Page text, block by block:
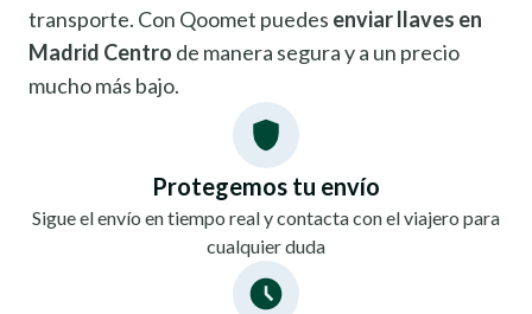
transporte. Con Qoomet puedes enviar llaves en
Madrid Centro de manera segura y a un precio
mucho más bajo.
Protegemos tu envío
Sigue el envío en tiempo real y contacta con el viajero para
cualquier duda